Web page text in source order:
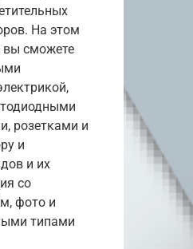
На этом
вы сможете
розетками и
и
и их
со
фото и
типами